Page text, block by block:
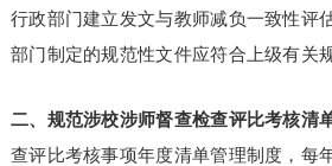
行政部门建立发文与教师减负一致性评
部门制定的规范性文件应符合上级有关规
二、规范涉校涉师督查检查评比考核清
查评比考核事项年度清单管理制度，每